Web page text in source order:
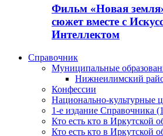
Фильм «Новая
сюжет вместе с
Интеллектом
Справочник
Муниципальные
Нижнеилимский
Конфессии
Национально-культурные
1-е издание Справочника
Кто есть кто в Иркутской
Кто есть кто в Иркутской